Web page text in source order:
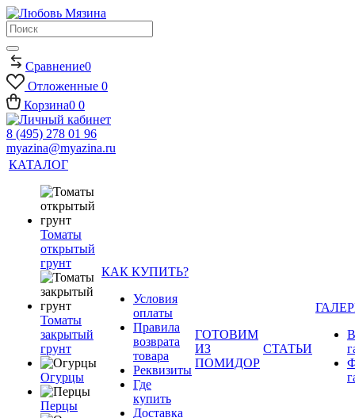
Сравнение0
Отложенные 0
Корзина0 0
8 (495) 278 01 96
myazina@myazina.ru
КАТАЛОГ
Томаты
открытый
грунт
Томаты
закрытый
грунт
Огурцы
Перцы
КАК КУПИТЬ?
Условия
оплаты
Правила
возврата
товара
Реквизиты
Где
купить
Доставка
ГОТОВИМ
ИЗ
ПОМИДОР
СТАТЬИ